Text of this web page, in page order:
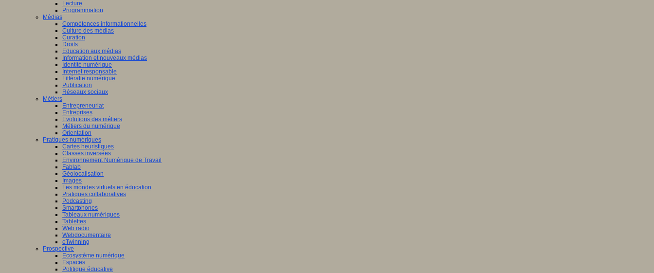
Lecture
Programmation
Médias
Compétences informationnelles
Culture des médias
Curation
Droits
Education aux médias
Information et nouveaux médias
Identité numérique
Internet responsable
Littératie numérique
Publication
Réseaux sociaux
Métiers
Entrepreneuriat
Entreprises
Evolutions des métiers
Métiers du numérique
Orientation
Pratiques numériques
Cartes heuristiques
Classes inversées
Environnement Numérique de Travail
Fablab
Géolocalisation
Images
Les mondes virtuels en éducation
Pratiques collaboratives
Podcasting
Smartphones
Tableaux numériques
Tablettes
Web radio
Webdocumentaire
eTwinning
Prospective
Ecosystème numérique
Espaces
Politique éducative